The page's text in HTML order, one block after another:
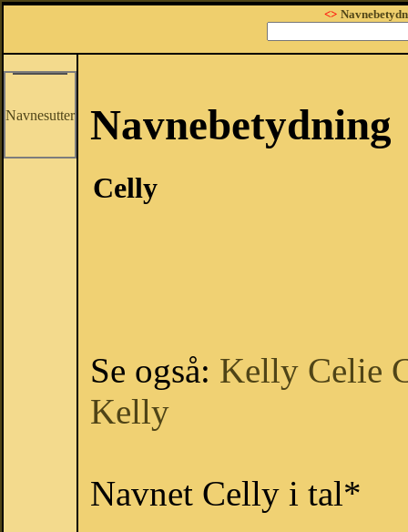
<>
Navnesutter Navnebetydning
Celly
Se også: Kelly Celie
Kelly
Navnet Celly i tal*